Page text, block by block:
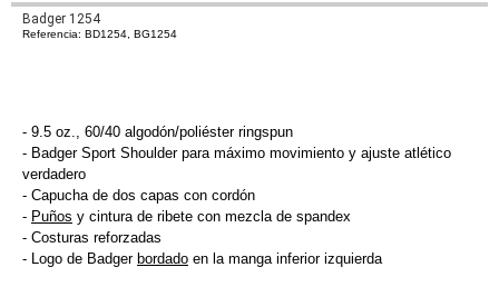
Badger 1254
Referencia: BD1254, BG1254
- 9.5 oz., 60/40 algodón/poliéster ringspun
- Badger Sport Shoulder para máximo movimiento y ajuste atlético
verdadero
- Capucha de dos capas con cordón
- Puños y cintura de ribete con mezcla de spandex
- Costuras reforzadas
- Logo de Badger bordado en la manga inferior izquierda